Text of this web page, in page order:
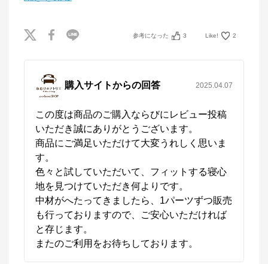
参考になった 3 Like! 2
購入サイトからの回答 2025.04.07
この度は商品のご購入ならびにレビュー投稿
いただき誠にありがとうございます。
商品にご満足いただけて大変うれしく思いま
す。
色々と試していただいて、フィットする寝心
地を見つけていただき何よりです。
中材がへたってきましたら、1パーツずつ販売
も行っておりますので、ご安心いただければ
と存じます。
またのご利用をお待ちしております。